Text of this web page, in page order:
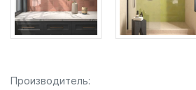
Производитель: